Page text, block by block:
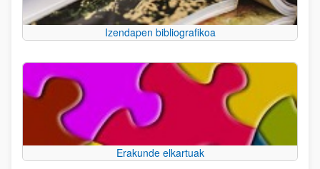
Izendapen bibliografikoa
Erakunde elkartuak